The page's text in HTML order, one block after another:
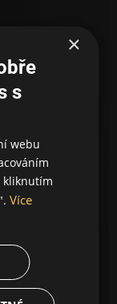
| -40%
×
s
webu
kliknutím
Více